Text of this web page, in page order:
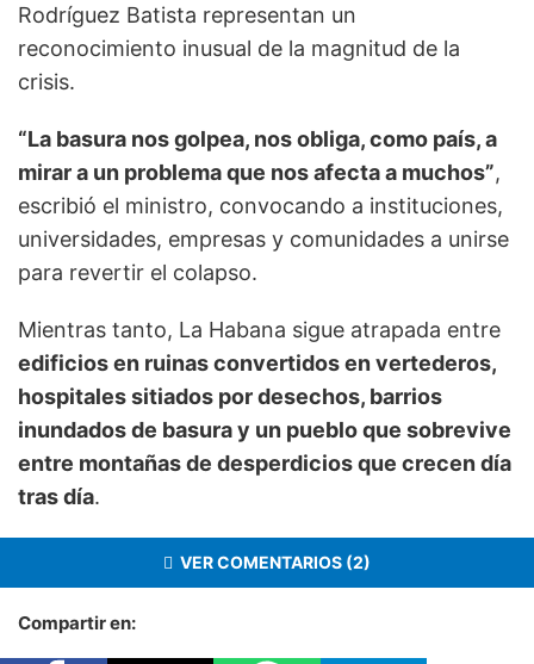
Rodríguez Batista representan un
reconocimiento inusual de la magnitud de la
crisis.
“La basura nos golpea, nos obliga, como país, a
mirar a un problema que nos afecta a muchos”,
escribió el ministro, convocando a instituciones,
universidades, empresas y comunidades a unirse
para revertir el colapso.
Mientras tanto, La Habana sigue atrapada entre
edificios en ruinas convertidos en vertederos,
hospitales sitiados por desechos, barrios
inundados de basura y un pueblo que sobrevive
entre montañas de desperdicios que crecen día
tras día.
VER COMENTARIOS (2)
Compartir en: